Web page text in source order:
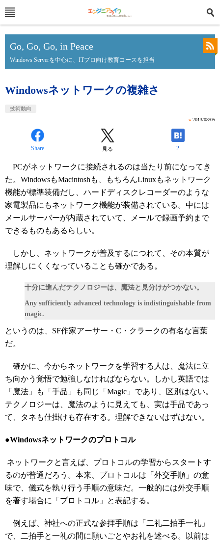
Go, Go, Go, in Peace
Windows Serverを中心に、ITプロ向け教育コースを担当
Windowsネットワークの複雑さ
技術動向
» 2013/08/05
Share 見る 2
PCがネットワークに接続されるのは当たり前になってき
た。WindowsもMacintoshも、もちろんLinuxもネットワーク
機能が標準装備だし、ハードディスクレコーダーのような
家電製品にもネットワーク機能が装備されている。中には
メールサーバーが内蔵されていて、メールで録画予約まで
できるものもあるらしい。
しかし、ネットワークが普及するにつれて、その本質が
理解しにくくなっていることも確かである。
十分に進んだテクノロジーは、魔法と見分けがつかない。
Any sufficiently advanced technology is indistinguishable from
magic.
というのは、SF作家アーサー・C・クラークの有名な言葉
だ。
確かに、今からネットワークを学習する人は、魔法に立
ち向かう覚悟で勉強しなければならない。しかし英語では
「魔法」も「手品」も同じ「Magic」であり、区別はない。
テクノロジーは、魔法のように見えても、実は手品であっ
て、タネも仕掛けも存在する。理解できないはずはない。
●Windowsネットワークのプロトコル
ネットワークと言えば、プロトコルの学習からスタートす
るのが普通だろう。本来、プロトコルは「外交手順」の意
味で、儀式を執り行う手順の意味だ。一般的には外交手順
を著す場合に「プロトコル」と表記する。
例えば、神社への正式な参拝手順は「二礼二拍手一礼」
で、二拍手と一礼の間に願いごとやお礼を述べる。以前は